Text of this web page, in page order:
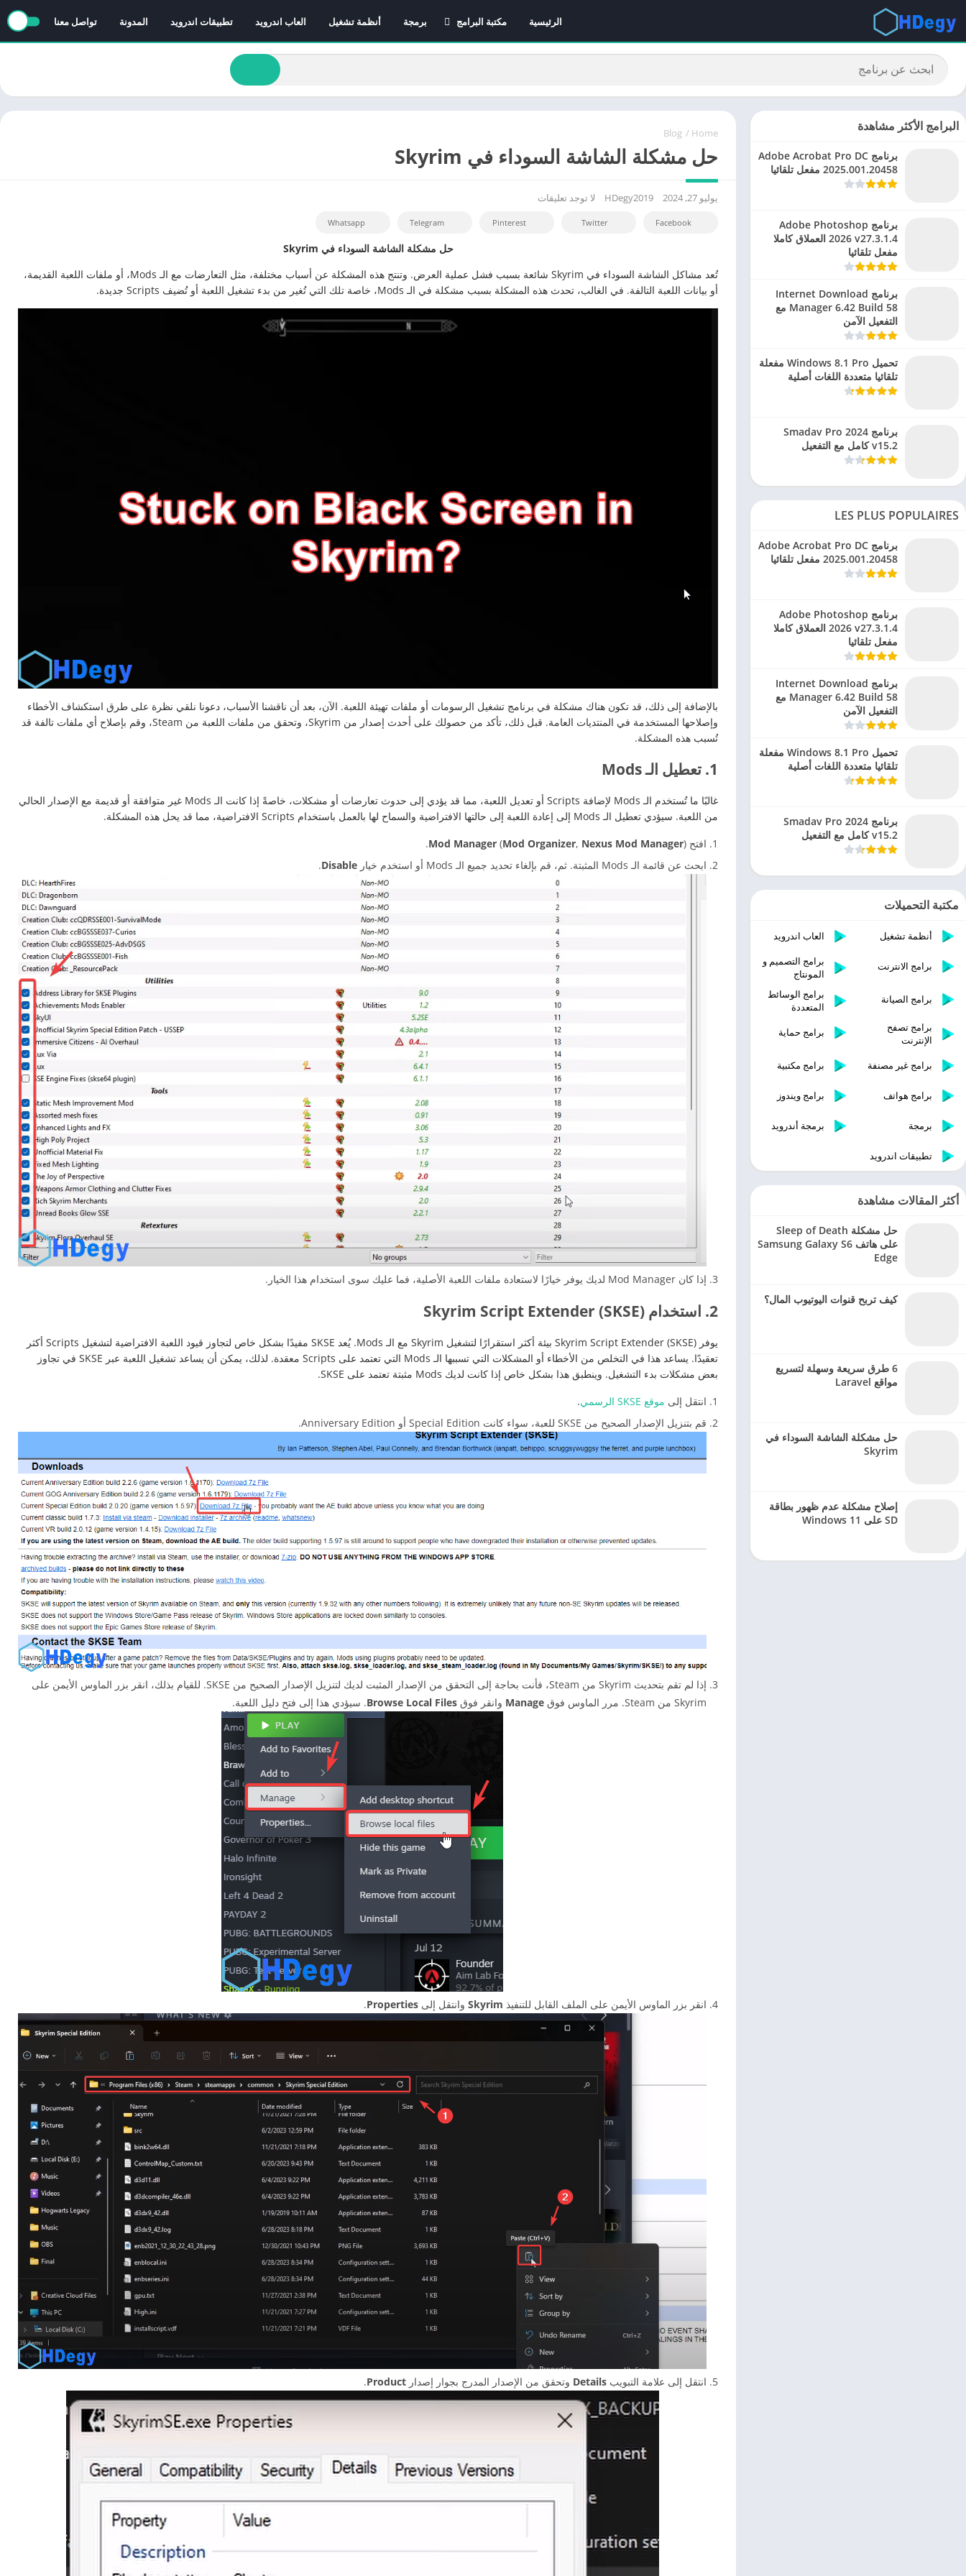
الرئيسية
مكتبة البرامج
برامج الانترنت
برامج الوسائط المتعددة
برامج مكتبية
برمجة أنظمة تشغيل العاب اندرويد تطبيقات اندرويد المدونة تواصل معنا
Home
/
Blog
حل مشكلة الشاشة السوداء في Skyrim
يوليو 27, 2024 HDegy2019 لا توجد تعليقات
Facebook
Twitter
Pinterest
Telegram
Whatsapp
حل مشكلة الشاشة السوداء في Skyrim
تُعد مشاكل الشاشة السوداء في Skyrim شائعة بسبب فشل عملية العرض. وتنتج هذه المشكلة عن أسباب مختلفة، مثل التعارضات مع الـ Mods، أو ملفات اللعبة القديمة،
أو بيانات اللعبة التالفة. في الغالب، تحدث هذه المشكلة بسبب مشكلة في الـ Mods، خاصة تلك التي تُغير من بدء تشغيل اللعبة أو تُضيف Scripts جديدة.
بالإضافة إلى ذلك، قد تكون هناك مشكلة في برنامج تشغيل الرسومات أو ملفات تهيئة اللعبة. الآن، بعد أن ناقشنا الأسباب، دعونا نلقي نظرة على طرق استكشاف الأخطاء
وإصلاحها المستخدمة في المنتديات العامة. قبل ذلك، تأكد من حصولك على أحدث إصدار من Skyrim، وتحقق من ملفات اللعبة من Steam، وقم بإصلاح أي ملفات تالفة قد
تُسبب هذه المشكلة.
1. تعطيل الـ Mods
غالبًا ما تُستخدم الـ Mods لإضافة Scripts أو تعديل اللعبة، مما قد يؤدي إلى حدوث تعارضات أو مشكلات، خاصةً إذا كانت الـ Mods غير متوافقة أو قديمة مع الإصدار الحالي
من اللعبة. سيؤدي تعطيل الـ Mods إلى إعادة اللعبة إلى حالتها الافتراضية والسماح لها بالعمل باستخدام Scripts الافتراضية، مما قد يحل هذه المشكلة.
افتح
Mod Manager (Mod Organizer, Nexus Mod Manager).
ابحث عن قائمة الـ Mods المثبتة. ثم، قم بإلغاء تحديد جميع الـ Mods أو استخدم خيار
Disable
.
إذا كان Mod Manager لديك يوفر خيارًا لاستعادة ملفات اللعبة الأصلية، فما عليك سوى استخدام هذا الخيار.
2. استخدام Skyrim Script Extender (SKSE)
يوفر Skyrim Script Extender (SKSE) بيئة أكثر استقرارًا لتشغيل Skyrim مع الـ Mods. يُعد SKSE مفيدًا بشكل خاص لتجاوز قيود اللعبة الافتراضية لتشغيل Scripts أكثر
تعقيدًا. يساعد هذا في التخلص من الأخطاء أو المشكلات التي تسببها الـ Mods التي تعتمد على Scripts معقدة. لذلك، يمكن أن يساعد تشغيل اللعبة عبر SKSE في تجاوز
بعض مشكلات بدء التشغيل. وينطبق هذا بشكل خاص إذا كانت لديك Mods مثبتة تعتمد على SKSE.
انتقل إلى موقع SKSE الرسمي
.
قم بتنزيل الإصدار الصحيح من SKSE للعبة، سواء كانت Special Edition أو Anniversary Edition.
إذا لم تقم بتحديث Skyrim من Steam، فأنت بحاجة إلى التحقق من الإصدار المثبت لديك لتنزيل الإصدار الصحيح من SKSE. للقيام بذلك، انقر بزر الماوس الأيمن على
Skyrim من Steam. مرر الماوس فوق
Manage وانقر فوق Browse Local Files. سيؤدي هذا إلى فتح دليل اللعبة.
انقر بزر الماوس الأيمن على الملف القابل للتنفيذ Skyrim وانتقل إلى Properties
.
انتقل إلى علامة التبويب Details وتحقق من الإصدار المدرج بجوار إصدار Product
.
البرامج الأكثر مشاهدة
برنامج Adobe Acrobat Pro DC
2025.001.20458 مفعل تلقائيا
برنامج Adobe Photoshop
2026 v27.3.1.4 العملاق كاملا
مفعل تلقائيا
برنامج Internet Download
Manager 6.42 Build 58 مع
التفعيل الآمن
تحميل Windows 8.1 Pro مفعلة
تلقائيا متعددة اللغات أصلية
برنامج Smadav Pro 2024
v15.2 كامل مع التفعيل
LES PLUS POPULAIRES
برنامج Adobe Acrobat Pro DC
2025.001.20458 مفعل تلقائيا
برنامج Adobe Photoshop
2026 v27.3.1.4 العملاق كاملا
مفعل تلقائيا
برنامج Internet Download
Manager 6.42 Build 58 مع
التفعيل الآمن
تحميل Windows 8.1 Pro مفعلة
تلقائيا متعددة اللغات أصلية
برنامج Smadav Pro 2024
v15.2 كامل مع التفعيل
مكتبة التحميلات
أنظمة تشغيل العاب اندرويد
برامج الانترنت
برامج التصميم و
المونتاج
برامج الصيانة
برامج الوسائط
المتعددة
برامج تصفح
الإنترنت
برامج حماية
برامج غير مصنفة برامج مكتبية
برامج هواتف برامج ويندوز
برمجة برمجة أندرويد
تطبيقات اندرويد
أكثر المقالات مشاهدة
حل مشكلة Sleep of Death
على هاتف Samsung Galaxy S6
Edge
كيف تربح قنوات اليوتيوب المال؟
6 طرق سريعة وسهلة لتسريع
مواقع Laravel
حل مشكلة الشاشة السوداء في
Skyrim
إصلاح مشكلة عدم ظهور بطاقة
SD على Windows 11